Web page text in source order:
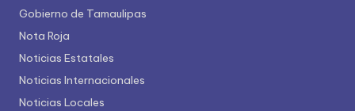
Gobierno de Tamaulipas
Nota Roja
Noticias Estatales
Noticias Internacionales
Noticias Locales